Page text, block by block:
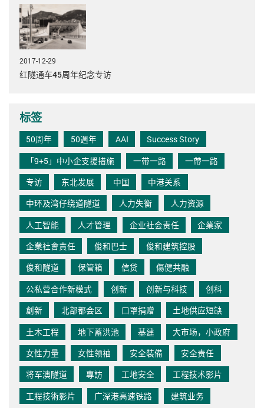
2017-12-29
红隧通车45周年纪念专访
标签
50周年 50週年 AAI
Success Story
「9+5」中小企支援措施
一带一路
一帶一路
专访
东北发展 中国
中港关系
中环及湾仔绕道隧道
人力失衡
人力资源
人工智能
人才管理 企业社会责任
企業家
企業社會責任
俊和巴士
俊和建筑控股
俊和隧道
保管箱 信贷
傷健共融
公私营合作新模式
创新 创新与科技
创科
創新
北部都会区 口罩捐赠
土地供应短缺
土木工程
地下蓄洪池 基建
大市场，小政府
女性力量
女性领袖 安全裝備
安全责任
将军澳隧道
專訪 工地安全
工程技术影片
工程技術影片
广深港高速铁路
建筑业务